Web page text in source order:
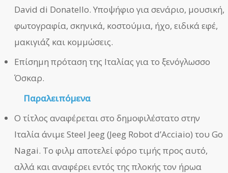
David di Donatello. Υποψήφιο για σενάριο, μουσική,
φωτογραφία, σκηνικά, κοστούμια, ήχο, ειδικά εφέ,
μακιγιάζ και κομμώσεις.
Επίσημη πρόταση της Ιταλίας για το ξενόγλωσσο
Όσκαρ.
Παραλειπόμενα
Ο τίτλος αναφέρεται στο δημοφιλέστατο στην
Ιταλία άνιμε Steel Jeeg (Jeeg Robot d’Acciaio) του Go
Nagai. Το φιλμ αποτελεί φόρο τιμής προς αυτό,
αλλά και αναφέρει εντός της πλοκής τον ήρωα